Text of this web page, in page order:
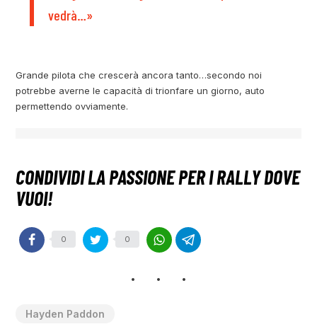
vedrà…»
Grande pilota che crescerà ancora tanto…secondo noi
potrebbe averne le capacità di trionfare un giorno, auto
permettendo ovviamente.
0 0
Hayden Paddon